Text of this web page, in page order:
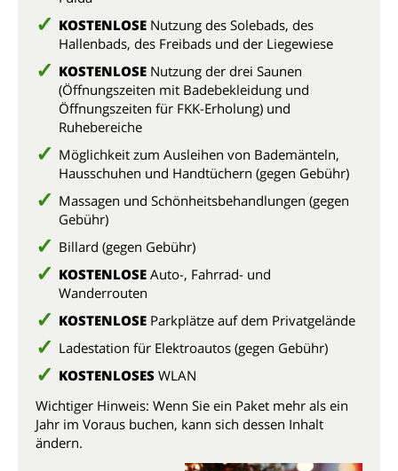
KOSTENLOSE Nutzung des Solebads, des
Hallenbads, des Freibads und der Liegewiese
KOSTENLOSE Nutzung der drei Saunen
(Öffnungszeiten mit Badebekleidung und
Öffnungszeiten für FKK-Erholung) und
Ruhebereiche
Möglichkeit zum Ausleihen von Bademänteln,
Hausschuhen und Handtüchern (gegen Gebühr)
Massagen und Schönheitsbehandlungen (gegen
Gebühr)
Billard (gegen Gebühr)
KOSTENLOSE Auto-, Fahrrad- und
Wanderrouten
KOSTENLOSE Parkplätze auf dem Privatgelände
Ladestation für Elektroautos (gegen Gebühr)
KOSTENLOSES WLAN
Wichtiger Hinweis: Wenn Sie ein Paket mehr als ein
Jahr im Voraus buchen, kann sich dessen Inhalt
ändern.